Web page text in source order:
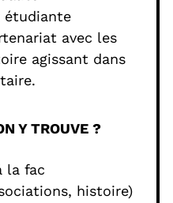
étudiante
avec les
agissant dans
Y TROUVE ?
la fac
histoire)